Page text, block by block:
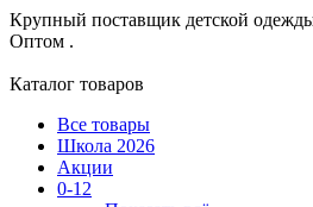
Крупный поставщик детской
Оптом .
Каталог товаров
Все товары
Школа 2026
Акции
0-12